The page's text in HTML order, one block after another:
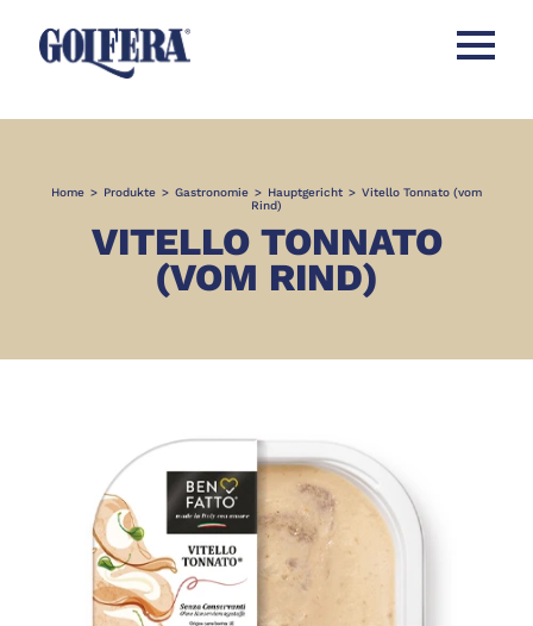
Menü
Home > Produkte > Gastronomie > Hauptgericht > Vitello Tonnato (vom
Rind)
VITELLO TONNATO
(VOM RIND)